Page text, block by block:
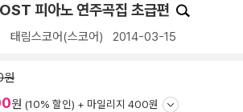
피아노 연주곡집 초급편
태림스코어(스코어) 2014-03-15
원 (10% 할인) + 마일리지 400원